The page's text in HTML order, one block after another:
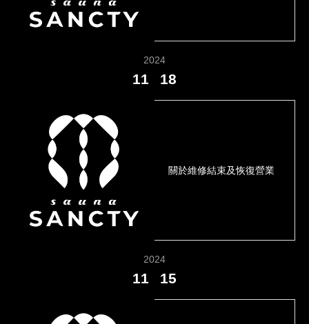
2024
11 18
關於維修結束及恢復營業
2024
11 15